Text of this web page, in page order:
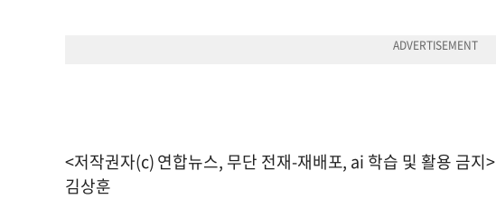
<저작권자(c) 연합뉴스, 무단 전재-재배포, ai 학습 및 활용 금지>
김상훈